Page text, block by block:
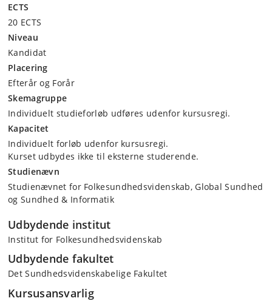
ECTS
20 ECTS
Niveau
Kandidat
Placering
Efterår og Forår
Skemagruppe
Individuelt studieforløb udføres udenfor kursusregi.
Kapacitet
Individuelt forløb udenfor kursusregi.
Kurset udbydes ikke til eksterne studerende.
Studienævn
Studienævnet for Folkesundhedsvidenskab, Global Sundhed
og Sundhed & Informatik
Udbydende institut
Institut for Folkesundhedsvidenskab
Udbydende fakultet
Det Sundhedsvidenskabelige Fakultet
Kursusansvarlig